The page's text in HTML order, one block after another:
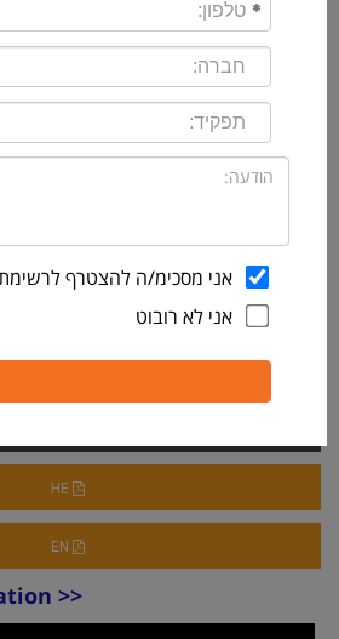
INTERACTIVE DEMO
FREE TRIAL
>>
אני מסכימ/ה להצטרף
אני לא רובוט